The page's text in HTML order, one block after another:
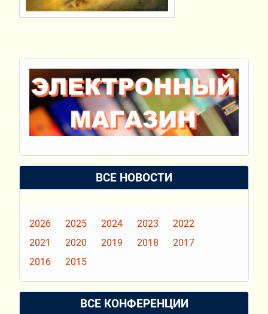
ВСЕ НОВОСТИ
2026 2025 2024 2023
2022
2021
2020 2019 2018
2017
2016
2015
ВСЕ КОНФЕРЕНЦИИ